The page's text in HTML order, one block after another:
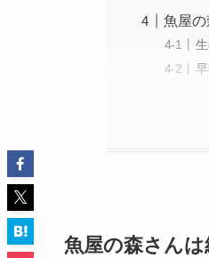
魚屋
魚屋の森さん